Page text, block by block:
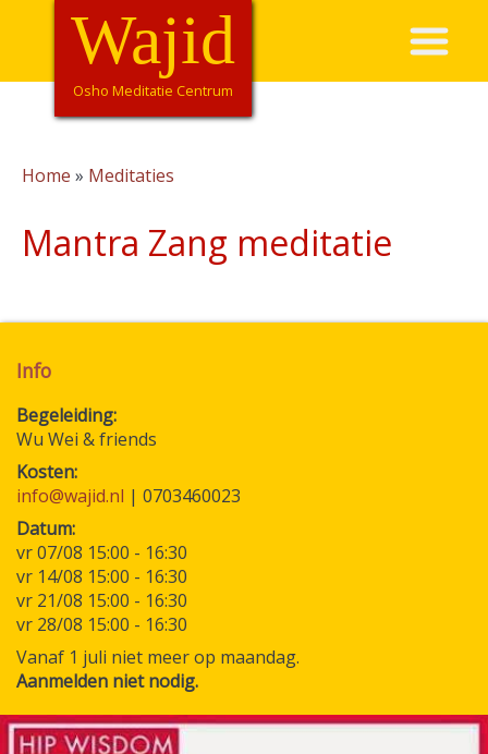
Overslaan
de
HoofdnavigatieWajid
Osho Meditatie Centrum
Home Meditaties
Mantra Zang meditatie
Info
Begeleiding
Wu Wei & friends
Kosten
info@wajid.nl | 0703460023
Datum
vr 07/08 15:00 - 16:30
vr 14/08 15:00 - 16:30
vr 21/08 15:00 - 16:30
vr 28/08 15:00 - 16:30
Vanaf 1 juli niet meer op maandag.
Aanmelden niet nodig.